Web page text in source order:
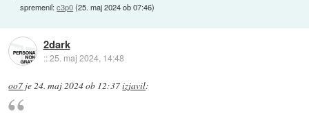
spremenil:c3p0(25. maj 2024 ob 07:46)
2dark
::25. maj 2024, 14:48
oo7 je 24. maj 2024 ob 12:37izjavil: